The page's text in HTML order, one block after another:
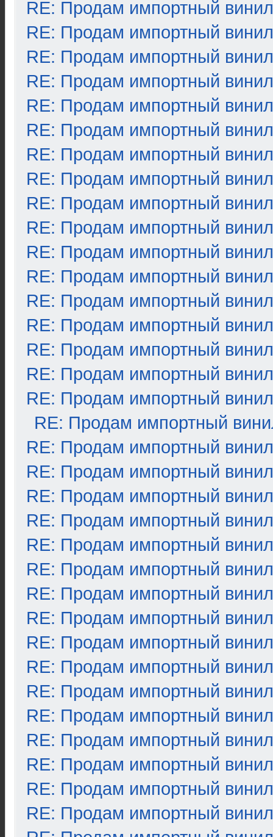
RE: Продам импортный винил
RE: Продам импортный винил
RE: Продам импортный винил
RE: Продам импортный винил
RE: Продам импортный винил
RE: Продам импортный винил
RE: Продам импортный винил
RE: Продам импортный винил
RE: Продам импортный винил
RE: Продам импортный винил
RE: Продам импортный винил
RE: Продам импортный винил
RE: Продам импортный винил
RE: Продам импортный винил
RE: Продам импортный винил
RE: Продам импортный винил
RE: Продам импортный винил
RE: Продам импортный
RE: Продам импортный винил
RE: Продам импортный винил
RE: Продам импортный винил
RE: Продам импортный винил
RE: Продам импортный винил
RE: Продам импортный винил
RE: Продам импортный винил
RE: Продам импортный винил
RE: Продам импортный винил
RE: Продам импортный винил
RE: Продам импортный винил
RE: Продам импортный винил
RE: Продам импортный винил
RE: Продам импортный винил
RE: Продам импортный винил
RE: Продам импортный винил